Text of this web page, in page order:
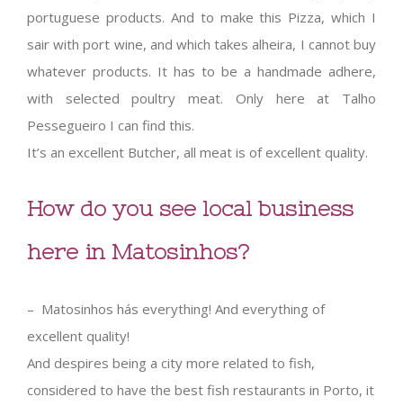
portuguese products. And to make this Pizza, which I
sair with port wine, and which takes alheira, I cannot buy
whatever products. It has to be a handmade adhere,
with selected poultry meat. Only here at Talho
Pessegueiro I can find this.
It’s an excellent Butcher, all meat is of excellent quality.
How do you see local business
here in Matosinhos?
– Matosinhos hás everything! And everything of
excellent quality!
And despires being a city more related to fish,
considered to have the best fish restaurants in Porto, it